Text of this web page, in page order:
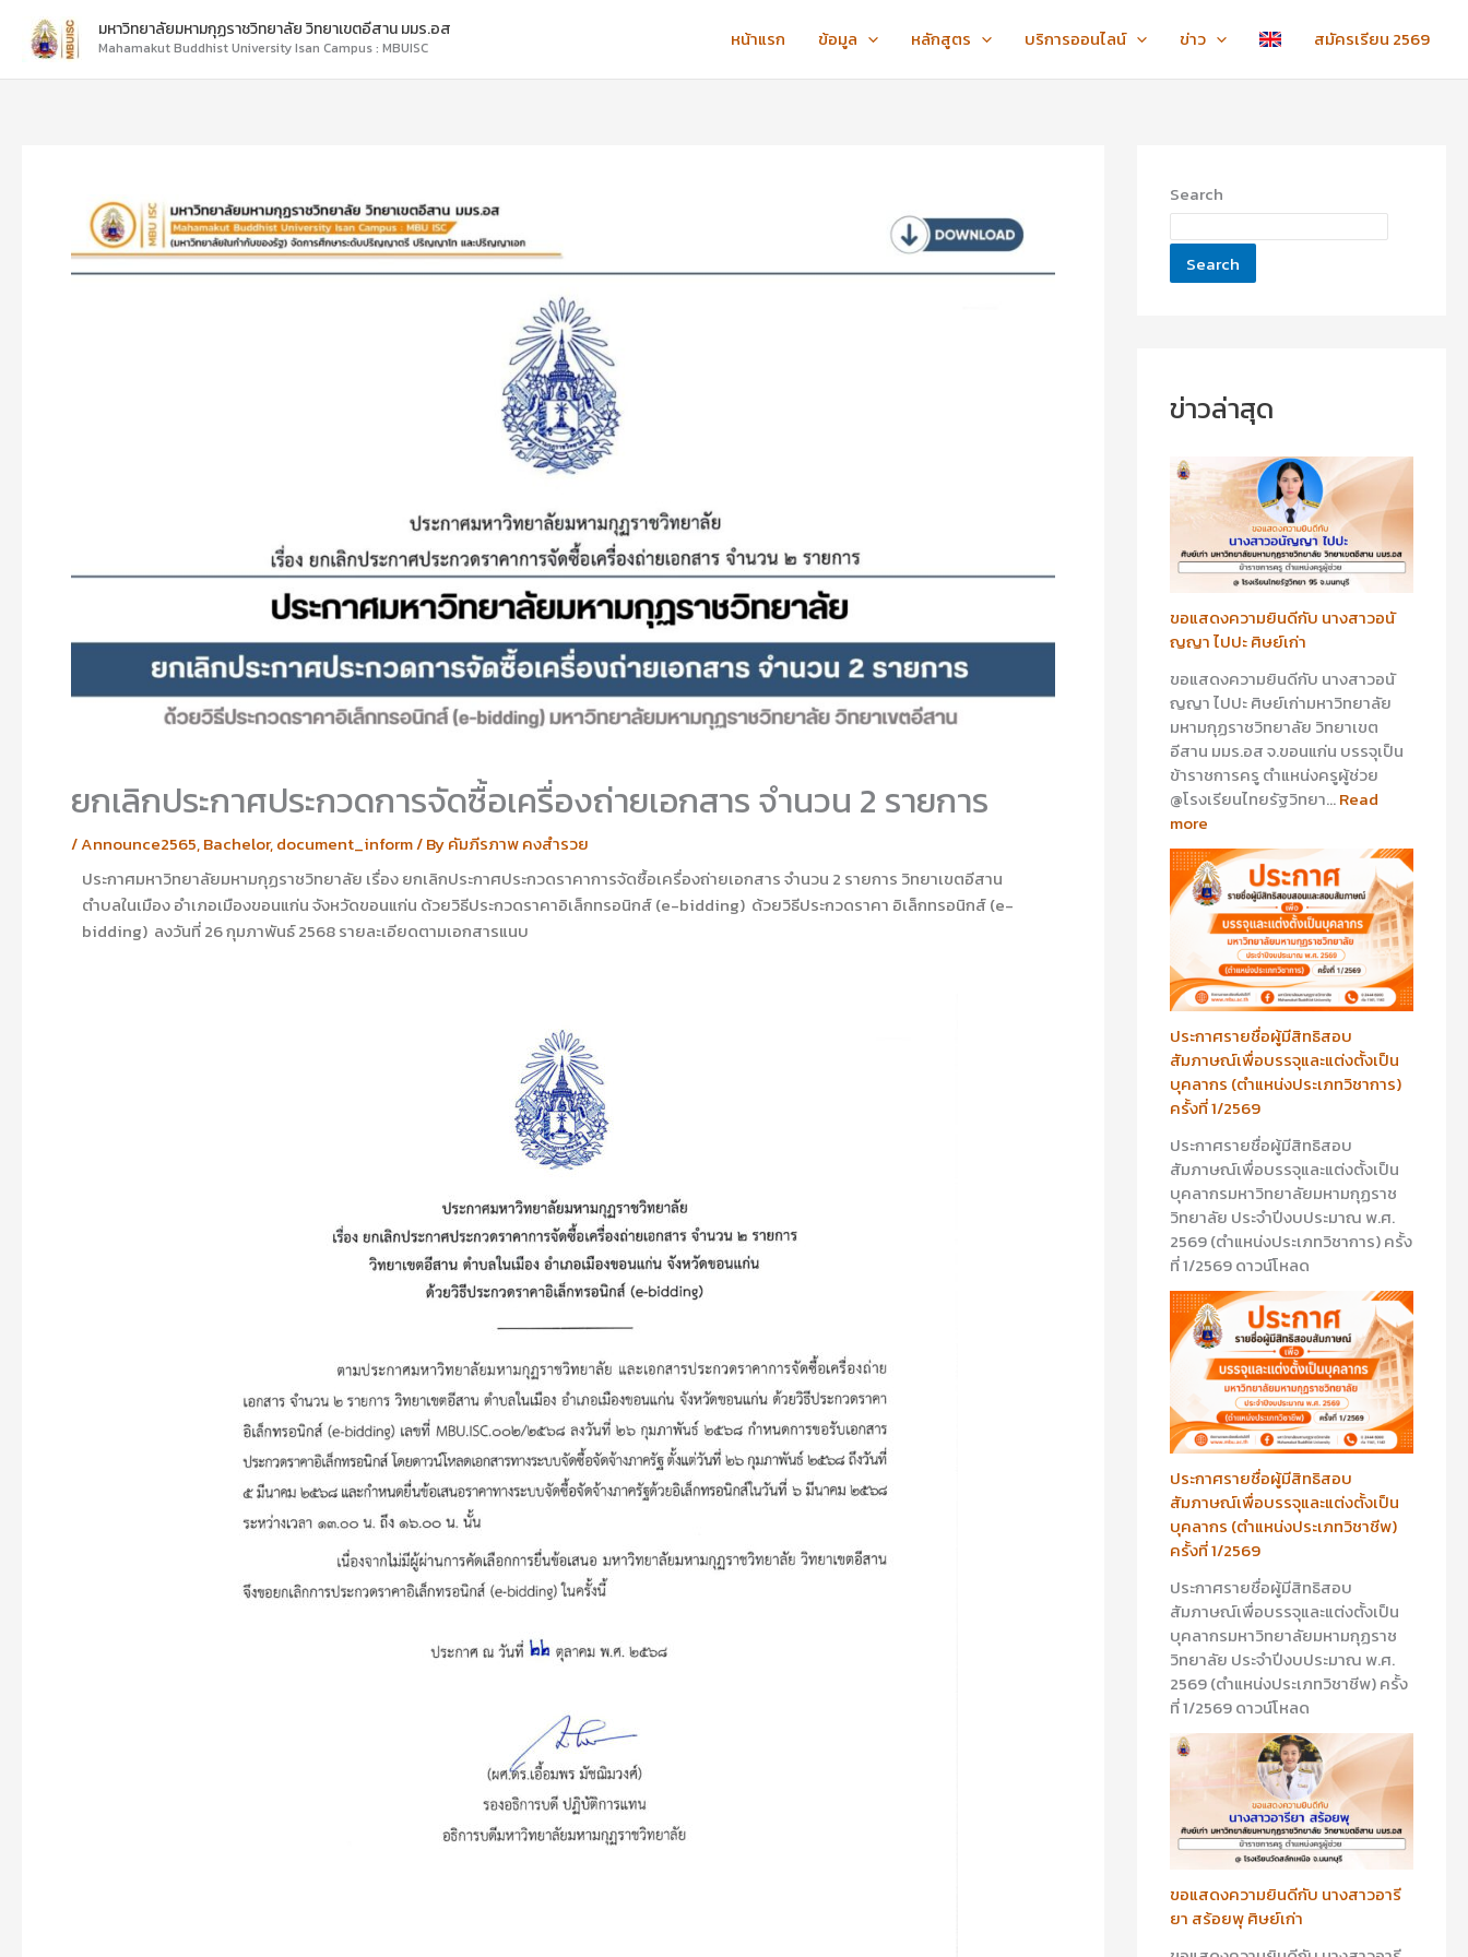
content
มหาวิทยาลัยมหามกุฏราชวิทยาลัย วิทยาเขตอีสาน มมร.อส
Mahamakut Buddhist University Isan Campus : MBUISC หน้าแรก ข้อมูล หลักสูตร บริการออนไลน์ ข่าว สมัครเรียน 2569
ยกเลิกประกาศประกวดการจัดซื้อเครื่องถ่ายเอกสาร จำนวน 2 รายการ
/Announce2565,Bachelor,document_inform/ Byคัมภีรภาพ คงสำรวย
ประกาศมหาวิทยาลัยมหามกุฏราชวิทยาลัย เรื่อง ยกเลิกประกาศประกวดราคาการจัดซื้อเครื่องถ่ายเอกสาร จำนวน 2 รายการ วิทยาเขตอีสาน
ตำบลในเมือง อำเภอเมืองขอนแก่น จังหวัดขอนแก่น ด้วยวิธีประกวดราคาอิเล็กทรอนิกส์ (e-bidding) ด้วยวิธีประกวดราคา อิเล็กทรอนิกส์ (e-
bidding) ลงวันที่ 26 กุมภาพันธ์ 2568 รายละเอียดตามเอกสารแนบ
Search
Search
ข่าวล่าสุด
ขอแสดงความยินดีกับ นางสาวอนั
ญญา ไปปะ ศิษย์เก่า
ขอแสดงความยินดีกับ นางสาวอนั
ญญา ไปปะ ศิษย์เก่ามหาวิทยาลัย
มหามกุฏราชวิทยาลัย วิทยาเขต
อีสาน มมร.อส จ.ขอนแก่น บรรจุเป็น
ข้าราชการครู ตำแหน่งครูผู้ช่วย
@โรงเรียนไทยรัฐวิทยา…Read
more
ข
แ
ว
ม
ยิ
า
ส
า
ว
นั
ญ
ญ
า
ป
ป
ะ
ศิ
ษ
ย์
ก่
า
ประกาศรายชื่อผู้มีสิทธิสอบ
สัมภาษณ์เพื่อบรรจุและแต่งตั้งเป็น
บุคลากร (ตำแหน่งประเภทวิชาการ)
ครั้งที่ 1/2569
ประกาศรายชื่อผู้มีสิทธิสอบ
สัมภาษณ์เพื่อบรรจุและแต่งตั้งเป็น
บุคลากรมหาวิทยาลัยมหามกุฏราช
วิทยาลัย ประจำปีงบประมาณ พ.ศ.
2569 (ตำแหน่งประเภทวิชาการ) ครั้ง
ที่ 1/2569 ดาวน์โหลด
ประกาศรายชื่อผู้มีสิทธิสอบ
สัมภาษณ์เพื่อบรรจุและแต่งตั้งเป็น
บุคลากร (ตำแหน่งประเภทวิชาชีพ)
ครั้งที่ 1/2569
ประกาศรายชื่อผู้มีสิทธิสอบ
สัมภาษณ์เพื่อบรรจุและแต่งตั้งเป็น
บุคลากรมหาวิทยาลัยมหามกุฏราช
วิทยาลัย ประจำปีงบประมาณ พ.ศ.
2569 (ตำแหน่งประเภทวิชาชีพ) ครั้ง
ที่ 1/2569 ดาวน์โหลด
ขอแสดงความยินดีกับ นางสาวอารี
ยา สร้อยพุ ศิษย์เก่า
ข
แ
ว
ม
ยิ
า
ส
า
ว
า
รี
ย
า
ร้
อ
ย
พุ
ศิ
ษ
เ
ก่
า
ว้
ค
ก
ติ
-